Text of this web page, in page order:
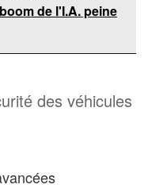
de l'I.A. peine
des véhicules